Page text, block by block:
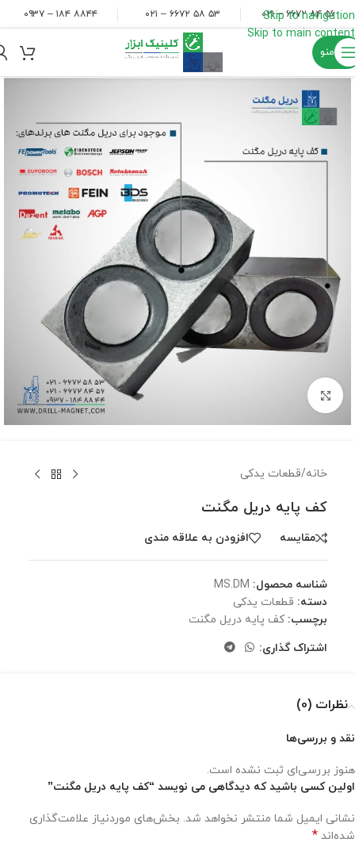
Skip to navigation
Skip to main content
۵۶ ۸۴ ۶۶۷۲ – ۰۲۱ ۵۳ ۵۸ ۶۶۷۲ – ۰۲۱ ۸۸۴۴ ۱۸۴ – ۰۹۳۷
منو
برای بزرگنمایی کلیک کنید
خانه/قطعات یدکی
کف پایه دریل مگنت
مقايسه افزودن به علاقه مندی
شناسه محصول: MS.DM
دسته: قطعات یدکی
برچسب: کف پایه دریل مگنت
اشتراک گذاری:
نظرات (0)
نقد و بررسی‌ها
هنوز بررسی‌ای ثبت نشده است.
اولین کسی باشید که دیدگاهی می نویسد “کف پایه دریل مگنت”
نشانی ایمیل شما منتشر نخواهد شد. بخش‌های موردنیاز علامت‌گذاری
شده‌اند *